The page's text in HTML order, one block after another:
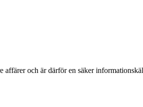
och är därför en säker